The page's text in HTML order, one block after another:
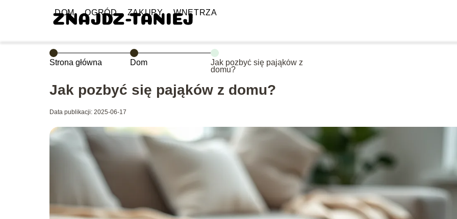
DOM OGRÓD ZAKUPY WNĘTRZA
Strona główna Dom
Jak pozbyć się pająków z
domu?
Jak pozbyć się pająków z domu?
Data publikacji: 2025-06-17